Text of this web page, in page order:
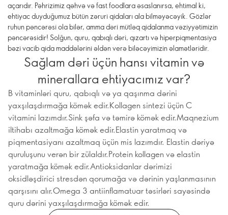
açarıdır. Pəhrizimiz qəhvə və fast foodlara əsaslanırsa, ehtimal ki,
ehtiyac duyduğumuz bütün zəruri qidaları ala bilməyəcəyik. Gözlər
ruhun pəncərəsi ola bilər, amma dəri mütləq qidalanma vəziyyətimizin
pəncərəsidir! Solğun, quru, qabıqlı dəri, qızartı və hiperpiqmentasiya
bəzi vacib qida maddələrini əldən verə biləcəyimizin əlamətləridir.
Sağlam dəri üçün hansı vitamin və
minerallara ehtiyacımız var?
B vitaminləri quru, qabıqlı və ya qaşınma dərini
yaxşılaşdırmağa kömək edir.Kollagen sintezi üçün C
vitamini lazımdır.Sink şəfa və təmirə kömək edir.Maqnezium
iltihabı azaltmağa kömək edir.Elastin yaratmaq və
piqmentasiyanı azaltmaq üçün mis lazımdır. Elastin dəriyə
quruluşunu verən bir zülaldır.Protein kollagen və elastin
yaratmağa kömək edir.Antioksidanlar dərimizi
oksidləşdirici stresdən qorumağa və dərinin yaşlanmasının
qarşısını alır.Omega 3 antiinflamatuar təsirləri sayəsində
quru dərini yaxşılaşdırmağa kömək edir.